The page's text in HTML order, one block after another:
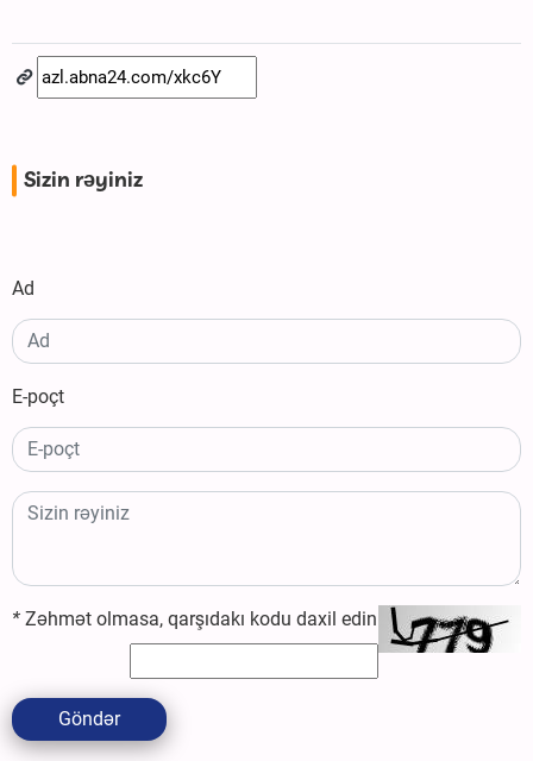
Sizin rəyiniz
Ad
E-poçt
* Zəhmət olmasa, qarşıdakı kodu daxil edin
Göndər